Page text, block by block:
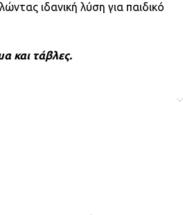
ιδανική λύση για παιδικό
και τάβλες.